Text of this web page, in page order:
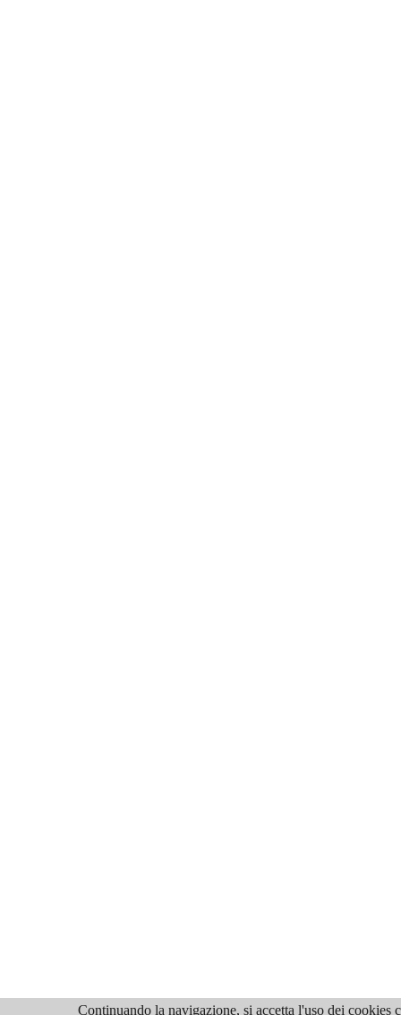
Continuando la navigazione, si accetta l'uso dei